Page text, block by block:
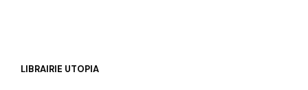
LIBRAIRIE UTOPIA